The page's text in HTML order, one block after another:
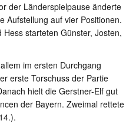
der Länderspielpause änderte
Aufstellung auf vier Positionen.
starteten Günster, Josten,
im ersten Durchgang
erste Torschuss der Partie
hielt die Gerstner-Elf gut
der Bayern. Zweimal rettete